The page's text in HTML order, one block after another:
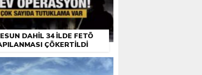
DAHIL 34 ILDE FETÖ
ÇÖKERTILDI